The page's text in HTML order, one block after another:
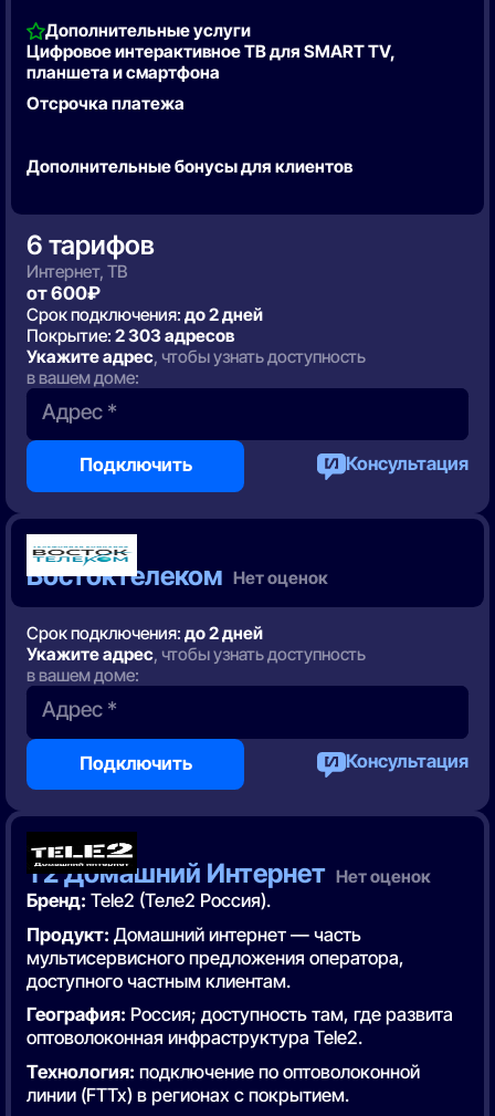
Дополнительные услуги
Цифровое интерактивное ТВ для SMART TV,
планшета и смартфона
Отсрочка платежа
Дополнительные бонусы для клиентов
6 тарифов
Интернет, ТВ
от 600₽
Срок подключения: до 2 дней
Покрытие: 2 303 адресов
Укажите адрес, чтобы узнать доступность
в вашем доме:
Адрес *
Подключить Консультация
7 место
Востоктелеком Нет оценок
Срок подключения: до 2 дней
Укажите адрес, чтобы узнать доступность
в вашем доме:
Адрес *
Подключить Консультация
8 место
Т2 Домашний Интернет Нет оценок
Бренд: Tele2 (Телe2 Россия).
Продукт: Домашний интернет — часть
мультисервисного предложения оператора,
доступного частным клиентам.
География: Россия; доступность там, где развита
оптоволоконная инфраструктура Tele2.
Технология: подключение по оптоволоконной
линии (FTTx) в регионах с покрытием.